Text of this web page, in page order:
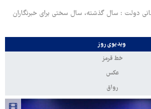
دولت : سال گذشته، سال سختی برای خبرنگاران
ویدیوی روز
خط قرمز
عکس
رواق